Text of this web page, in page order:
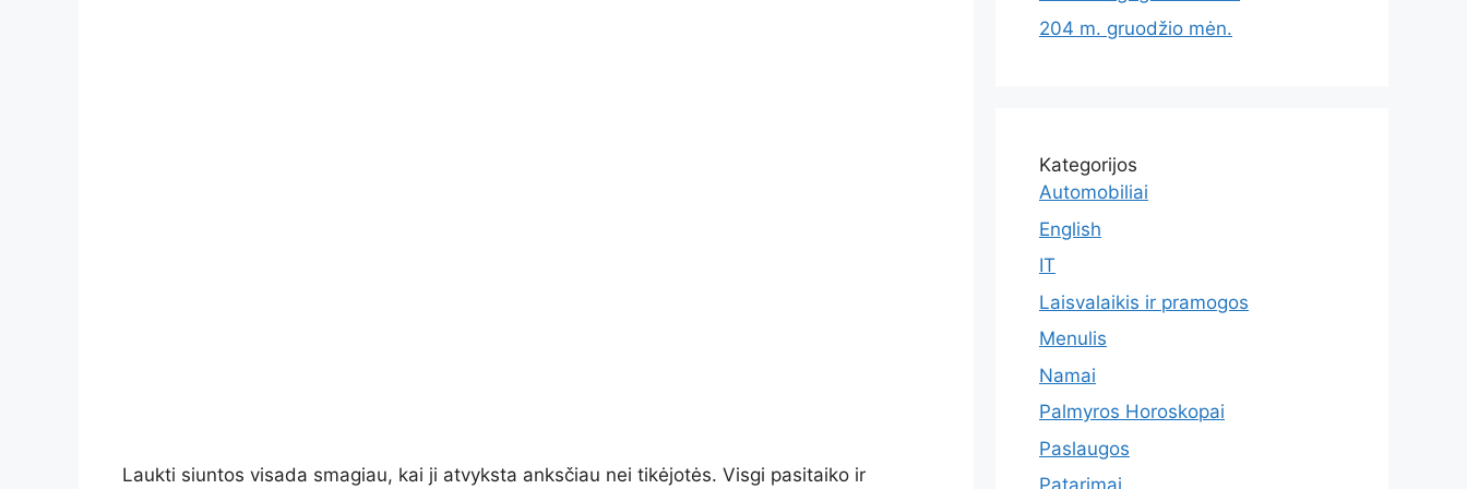
Laukti siuntos visada smagiau, kai ji atvyksta anksčiau nei tikėjotės. Visgi pasitaiko ir
204 m. gruodžio mėn.
Kategorijos
Automobiliai
English
IT
Laisvalaikis ir pramogos
Menulis
Namai
Palmyros Horoskopai
Paslaugos